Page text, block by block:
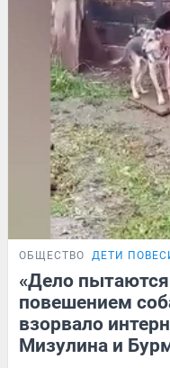
ОБЩЕСТВО ДЕТИ
«Дело
повешением
взорвало
Мизулина и